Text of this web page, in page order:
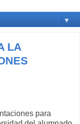
▼
LA
para